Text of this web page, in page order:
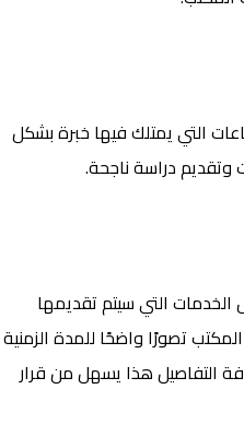
التي يمتلك فيها خبرة بشكل
دراسة ناجحة.
التي سيتم تقديمها
تصورًا واضحًا للمدة الزمنية
التفاصيل هذا يسهل من قرار